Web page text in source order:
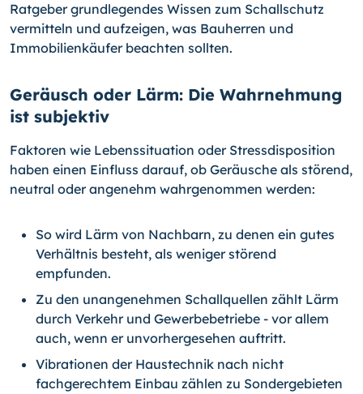
Ratgeber grundlegendes Wissen zum Schallschutz
vermit­teln und aufzeigen, was Bauherren und
Immobilienkäufer be­achten sollten.
Geräusch oder Lärm: Die Wahrnehmung
ist subjektiv
Faktoren wie Lebenssituation oder Stressdisposition
haben einen Einfluss darauf, ob Geräusche als störend,
neutral oder angenehm wahrgenommen werden:
So wird Lärm von Nachbarn, zu denen ein gutes
Verhältnis besteht, als weniger störend
empfunden.
Zu den unangenehmen Schallquellen zählt Lärm
durch Verkehr und Gewerbebe­triebe - vor allem
auch, wenn er unvorhergesehen auftritt.
Vibrationen der Haustechnik nach nicht
fachgerechtem Einbau zählen zu Son­dergebieten